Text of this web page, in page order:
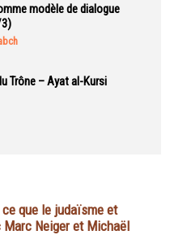
modèle de dialogue
Trône – Ayat al-Kursi
que le judaïsme et
Marc Neiger et Michaël